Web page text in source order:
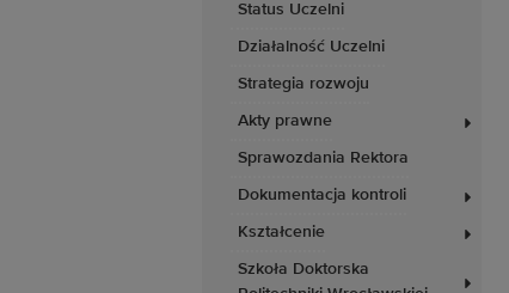
Status Uczelni
Działalność Uczelni
Strategia rozwoju
Akty prawne
Sprawozdania Rektora
Dokumentacja kontroli
Kształcenie
Szkoła Doktorska